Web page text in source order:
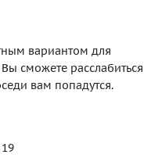
вариантом для
сможете расслабиться
вам попадутся.